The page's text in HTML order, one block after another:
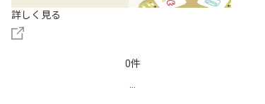
詳しく見る
0件